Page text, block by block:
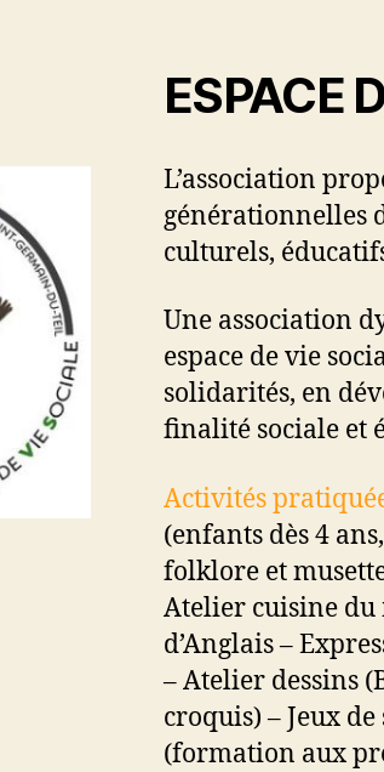
ESPACE
L’association
générationnelles
culturels,
Une association
espace de vie
solidarités, en
finalité sociale et
Activités
(enfants dès 4
folklore et
Atelier cuisine du
d’Anglais –
– Atelier dessins
croquis) – Jeux
(formation aux